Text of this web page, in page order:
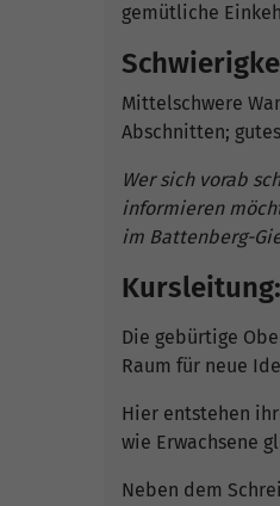
gemütliche
Mittelschwere
Abschnitten;
Wer sich vorab
informieren
im Battenberg-
Kursleitung:
Die gebürtige
Raum für neue
Hier entstehen
wie Erwachsene
Neben dem